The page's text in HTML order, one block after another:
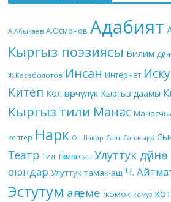
А.Абыкаев А.Осмонов Адабият
Кыргыз поэзиясы Билим
Ж.Касаболотов Инсан Интернет
Китеп Кол өнөрчүлүк Кыргыз даамы
Кыргыз тили Манас
кептер Нарк О. Шакир Салт Санжыра
Театр Тил Төкмө акын Улуттук
оюндар Улуттук тамак-аш Ч.
Эстутум аңгеме жомок комуз